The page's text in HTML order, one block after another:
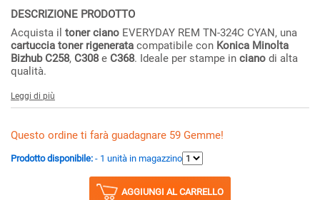
DESCRIZIONE PRODOTTO
Acquista il toner ciano
EVERYDAY REM TN-324C CYAN, una
cartuccia toner rigenerata compatibile conKonica Minolta
Bizhub C258,C308eC368. Ideale per stampe incianodi alta
qualità.
Questo ordine ti farà guadagnare 59 Gemme!
Prodotto disponibile: